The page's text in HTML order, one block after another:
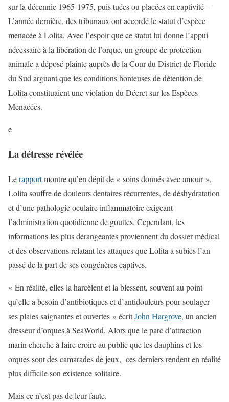
sur la décennie 1965-1975, puis tuées ou placées en captivité –
L’année dernière, des tribunaux ont accordé le statut d’espèce
menacée à Lolita. Avec l’espoir que ce statut lui donne l’appui
nécessaire à la libération de l’orque, un groupe de protection
animale a déposé plainte auprès de la Cour du District de Floride
du Sud arguant que les conditions honteuses de détention de
Lolita constituaient une violation du Décret sur les Espèces
Menacées.
e
La détresse révélée
Lerapportmontre qu’en dépit de « soins donnés avec amour »,
Lolita souffre de douleurs dentaires récurrentes, de déshydratation
et d’une pathologie oculaire inflammatoire exigeant
l’administration quotidienne de gouttes. Cependant, les
informations les plus dérangeantes proviennent du dossier médical
et des observations relatant les attaques que Lolita a subies l’an
passé de la part de ses congénères captives.
« En réalité, elles la harcèlent et la blessent, souvent au point
qu’elle a besoin d’antibiotiques et d’antidouleurs pour soulager
ses plaies saignantes et ouvertes » écritJohn Hargrove, un ancien
dresseur d’orques à SeaWorld. Alors que le parc d’attraction
marin cherche à faire croire au public que les dauphins et les
orques sont des camarades de jeux, ces derniers rendent en réalité
plus difficile son existence solitaire.
Mais ce n’est pas de leur faute.